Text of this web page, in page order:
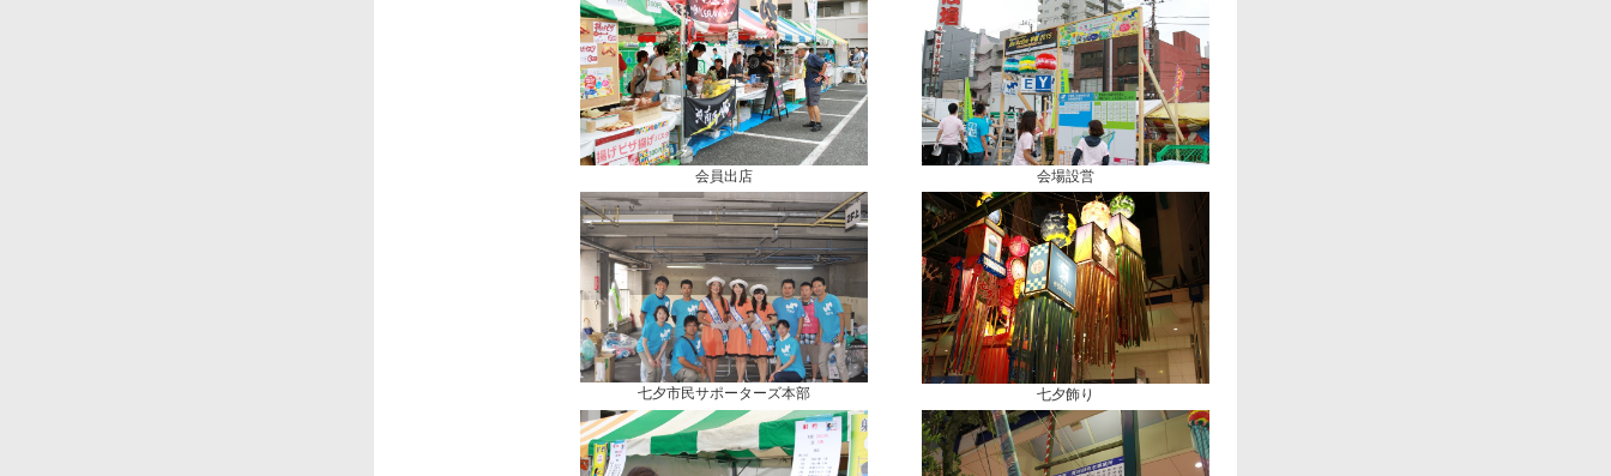
会員出店 会場設営
七夕市民サポーターズ本部 七夕飾り